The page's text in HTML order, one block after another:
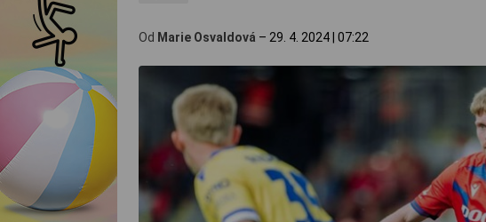
Od Marie Osvaldová – 29. 4. 2024 07:22